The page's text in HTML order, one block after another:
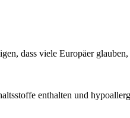
dass viele Europäer
enthalten und